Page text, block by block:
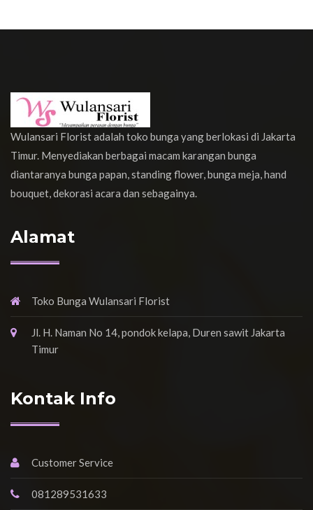
Wulansari Florist adalah toko bunga yang berlokasi di Jakarta
Timur. Menyediakan berbagai macam karangan bunga
diantaranya bunga papan, standing flower, bunga meja, hand
bouquet, dekorasi acara dan sebagainya.
Alamat
Toko Bunga Wulansari Florist
Jl. H. Naman No 14, pondok kelapa, Duren sawit Jakarta
Timur
Kontak Info
Customer Service
081289531633